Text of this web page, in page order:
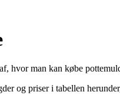
hvor man kan købe
og priser i tabellen